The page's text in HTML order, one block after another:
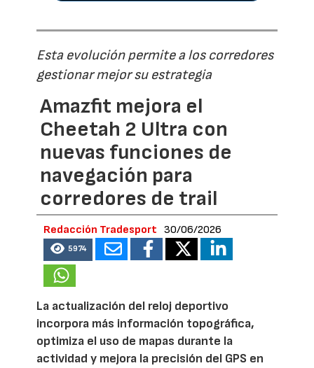
Esta evolución permite a los corredores
gestionar mejor su estrategia
Amazfit mejora el
Cheetah 2 Ultra con
nuevas funciones de
navegación para
corredores de trail
Redacción Tradesport 30/06/2026
5974
La actualización del reloj deportivo
incorpora más información topográfica,
optimiza el uso de mapas durante la
actividad y mejora la precisión del GPS en